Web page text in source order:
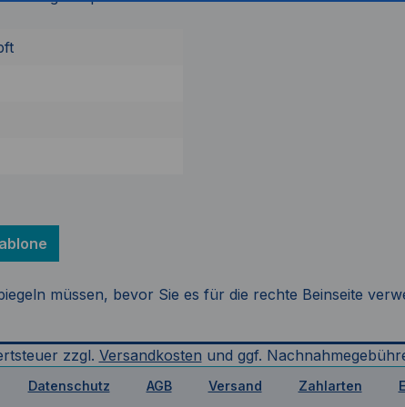
müssen, bevor Sie es für die rechte Beinseite
zzgl. Versandkosten und ggf.
Datenschutz AGB Versand Zahlarten